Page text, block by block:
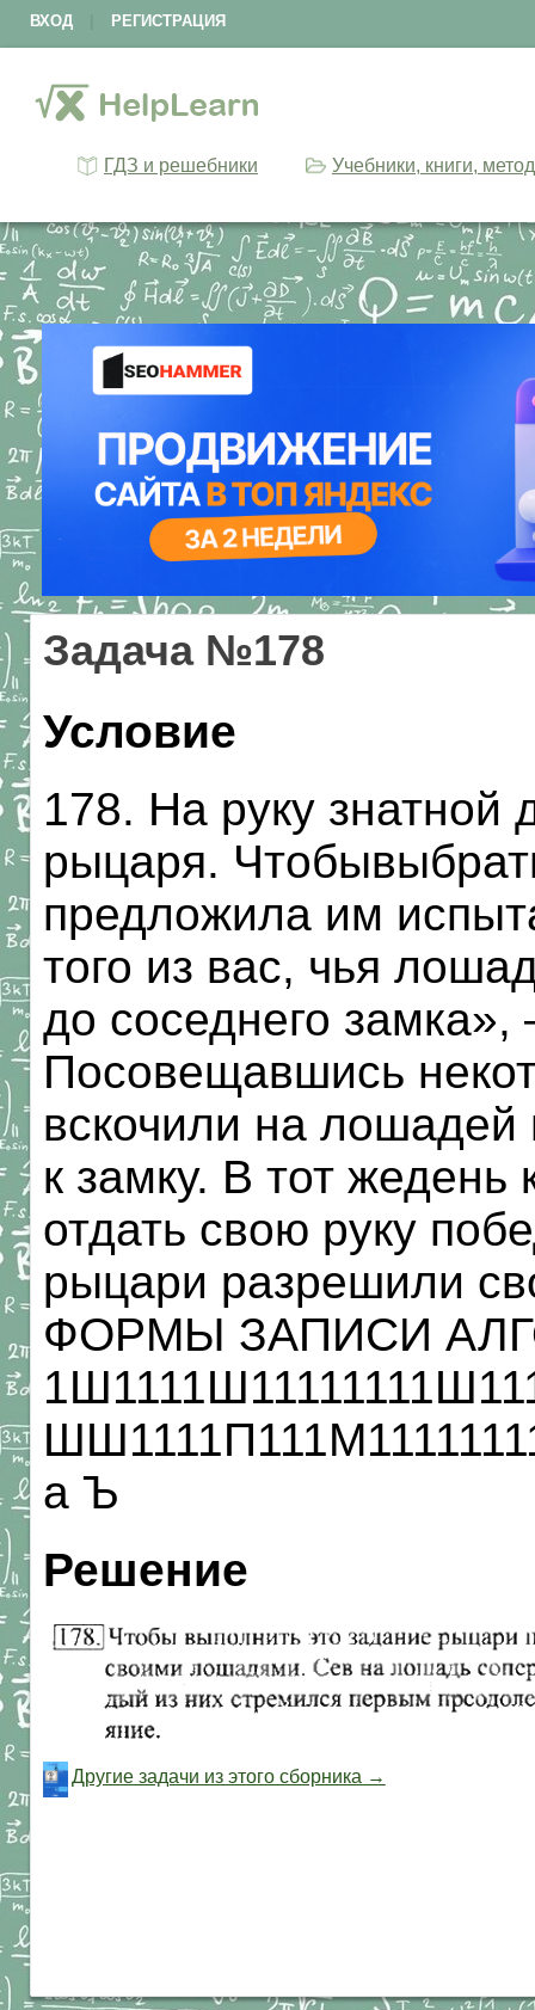
ВХОД РЕГИСТРАЦИЯ
ГДЗ и решебники Учебники, книги,
Задача №178
Условие
178. На руку
рыцаря.
предложила им
того из вас, чья
до соседнего
Посовещавшись
вскочили на лошадей
к замку. В тот
отдать свою руку
рыцари разрешили
ФОРМЫ ЗАПИСИ
а Ъ
Решение
Другие задачи из этого сборника →